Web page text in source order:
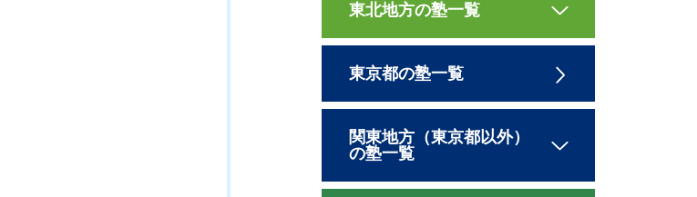
東北地方の塾一覧
東京都の塾一覧
関東地方（東京都以外）
の塾一覧